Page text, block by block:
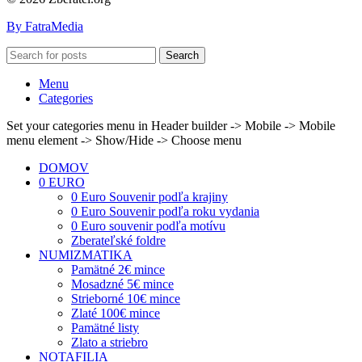
By FatraMedia
Search
Menu
Categories
Set your categories menu in Header builder -> Mobile -> Mobile
menu element -> Show/Hide -> Choose menu
DOMOV
0 EURO
0 Euro Souvenir podľa krajiny
0 Euro Souvenir podľa roku vydania
0 Euro souvenir podľa motívu
Zberateľské foldre
NUMIZMATIKA
Pamätné 2€ mince
Mosadzné 5€ mince
Strieborné 10€ mince
Zlaté 100€ mince
Pamätné listy
Zlato a striebro
NOTAFILIA